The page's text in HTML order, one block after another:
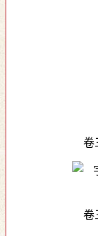
卷
卷